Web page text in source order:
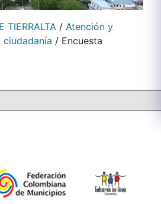
TIERRALTA / Atención y
ciudadanía / Encuesta